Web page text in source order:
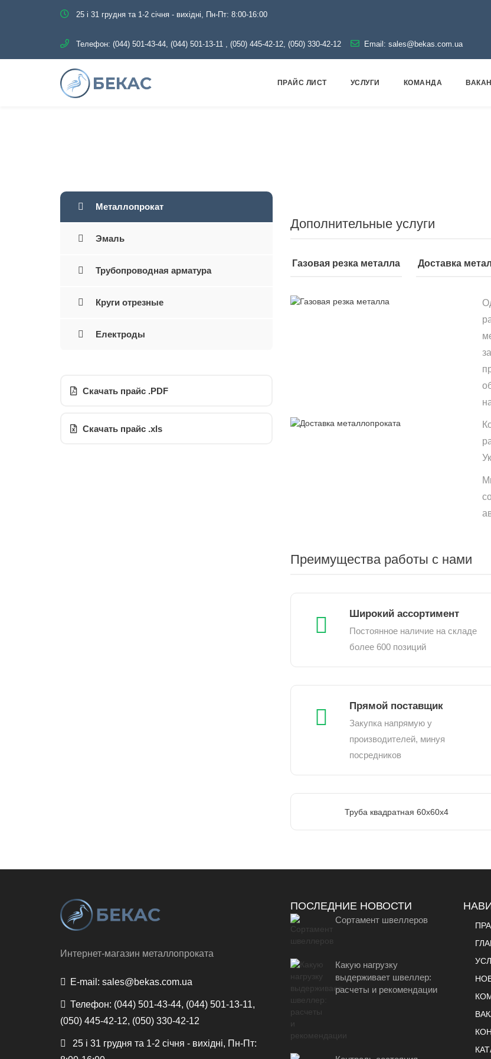
25 і 31 грудня та 1-2 січня - вихідні, Пн-Пт: 8:00-16:00
Телефон: (044) 501-43-44, (044) 501-13-11 , (050) 445-42-12, (050) 330-42-12 Email: sales@bekas.com.ua
ПРАЙС ЛИСТ УСЛУГИ КОМАНДА
Металлопрокат
Эмаль
Трубопроводная арматура
Круги отрезные
Електроды
Скачать прайс .PDF
Скачать прайс .xls
Дополнительные услуги
Газовая резка металла Доставка
Преимущества работы с нами
Широкий ассортимент
Постоянное наличие на складе
более 600 позиций
Прямой поставщик
Закупка напрямую у
производителей, минуя
посредников
Труба квадратная 60х60х4
Интернет-магазин металлопроката
E-mail: sales@bekas.com.ua
Телефон: (044) 501-43-44, (044) 501-13-11,
(050) 445-42-12, (050) 330-42-12
25 і 31 грудня та 1-2 січня - вихідні, Пн-Пт:
ПОСЛЕДНИЕ НОВОСТИ
Сортамент швеллеров
Какую нагрузку
выдерживает швеллер:
расчеты и рекомендации